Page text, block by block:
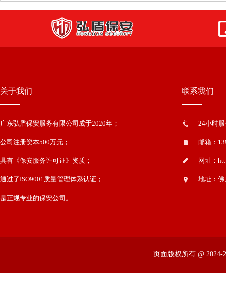
关于我们
广东弘盾保安服务有限公司成于2020年；
公司注册资本500万元；
具有《保安服务许可证》资质；
通过了ISO9001质量管理体系认证；
是正规专业的保安公司。
联系我们
24小时
邮箱：
网址：
地址：
页面版权所有 @ 2024-